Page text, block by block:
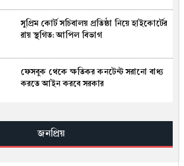
সুপ্রিম কোর্ট সচিবালয় প্রতিষ্ঠা নিয়ে হাইকোর্টের
রায় স্থগিত: আপিল বিভাগ
ফেসবুক থেকে ক্ষতিকর কনটেন্ট সরানো বাধ্য
করতে আইন করবে সরকার
ইসরায়েলের জ্বালানি স্থাপনায় হামলার দাবি
আইআরজিসির
জনপ্রিয়